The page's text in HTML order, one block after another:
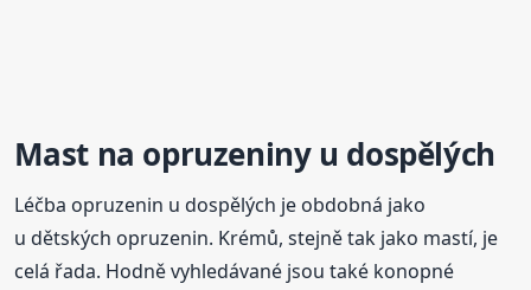
Mast na opruzeninyu dospělých
Léčba opruzenin u dospělých je obdobná jako
u dětských opruzenin. Krémů, stejně tak jako mastí, je
celá řada. Hodně vyhledávané jsou také konopné